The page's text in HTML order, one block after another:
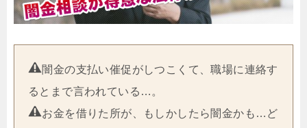
闇金の支払い催促がしつこくて、職場に連絡す
るとまで言われている…。
お金を借りた所が、もしかしたら闇金かも…ど